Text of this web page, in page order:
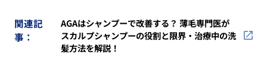
関連記
事：
AGAはシャンプーで改善する？ 薄毛専門医が
スカルプシャンプーの役割と限界・治療中の洗
髪方法を解説！